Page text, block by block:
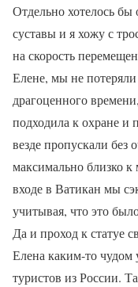
Отдельно хотелось бы
суставы и я хожу с
на скорость
Елене, мы не
драгоценного
подходила к охране и
везде пропускали без
максимально близко
входе в Ватикан мы
учитывая, что это
Да и проход к статуе
Елена каким-то чудом
туристов из России.